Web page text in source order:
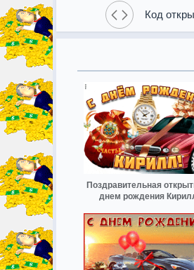
Код
Поздравительная
днем рождения